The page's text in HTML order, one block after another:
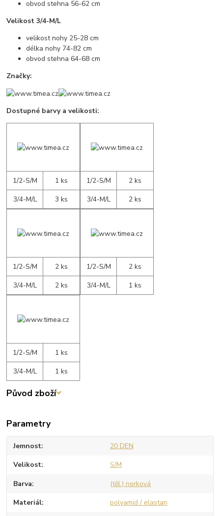
obvod stehna 56-62 cm
Velikost 3/4-M/L
velikost nohy 25-28 cm
délka nohy 74-82 cm
obvod stehna 64-68 cm
Značky:
Dostupné barvy a velikosti:
1/2-S/M
1 ks
3/4-M/L
3 ks
1/2-S/M
2 ks
3/4-M/L
2 ks
1/2-S/M
2 ks
3/4-M/L
2 ks
1/2-S/M
2 ks
3/4-M/L
1 ks
1/2-S/M
1 ks
3/4-M/L
1 ks
Původ zboží
Parametry
Jemnost 20 DEN
Velikost S/M
Barva (těl.) norková
Materiál polyamid / elastan